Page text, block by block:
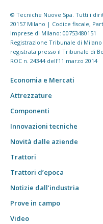
© Tecniche Nuove Spa. Tutti i
20157 Milano | Codice fiscale,
imprese di Milano: 00753480151
Registrazione Tribunale di
registrata presso il Tribunale di
ROC n. 24344 dell'11 marzo 2014
Economia e Mercati
Attrezzature
Componenti
Innovazioni tecniche
Novità dalle aziende
Trattori
Trattori d’epoca
Notizie dall’industria
Prove in campo
Video